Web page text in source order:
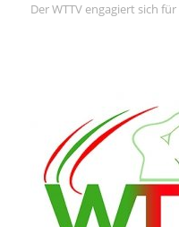
Der WTTV engagiert sich für